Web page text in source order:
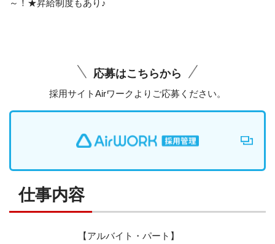
～！★昇給制度もあり♪
応募はこちらから
採用サイトAirワークよりご応募ください。
仕事内容
【アルバイト・パート】